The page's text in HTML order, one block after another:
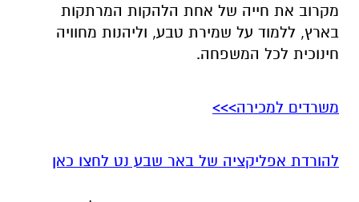
מקרוב את חייה של אחת הלהקות המרתקות
בארץ, ללמוד על שמירת טבע, וליהנות מחוויה
חינוכית לכל המשפחה.
משרדים למכירה>>>
להורדת אפליקציה של באר שבע נט לחצו כאן